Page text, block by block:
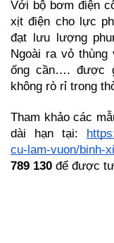
Với bộ bơm điện
xịt điện cho lực
đạt lưu lượng
Ngoài ra vỏ
ống cần…. được
không rò rỉ trong
Tham khảo các
dài hạn tại:
cu-lam-vuon/binh-
789 130 để được